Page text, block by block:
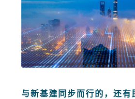
与新基建同步而行的，还有